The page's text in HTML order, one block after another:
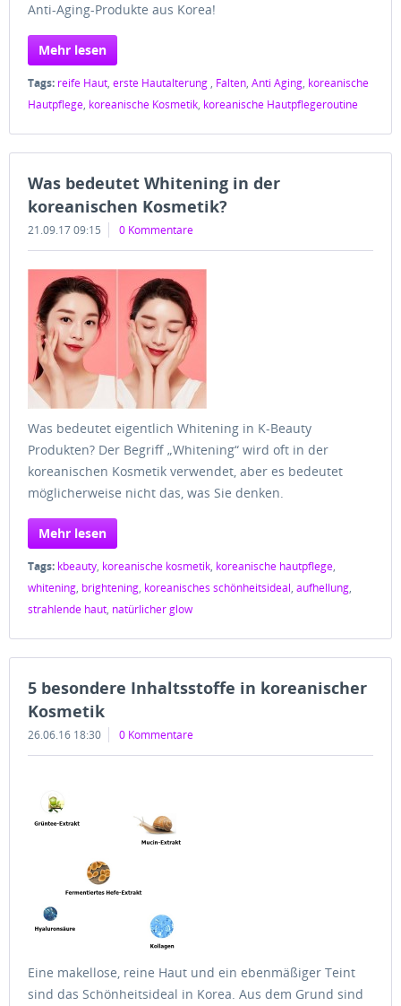
Anti-Aging-Produkte aus Korea!
Mehr lesen
Tags: reife Haut, erste Hautalterung , Falten, Anti Aging, koreanische
Hautpflege, koreanische Kosmetik, koreanische Hautpflegeroutine
Was bedeutet Whitening in der
koreanischen Kosmetik?
21.09.17 09:15 0 Kommentare
Was bedeutet eigentlich Whitening in K-Beauty
Produkten? Der Begriff „Whitening“ wird oft in der
koreanischen Kosmetik verwendet, aber es bedeutet
möglicherweise nicht das, was Sie denken.
Mehr lesen
Tags: kbeauty, koreanische kosmetik, koreanische hautpflege,
whitening, brightening, koreanisches schönheitsideal, aufhellung,
strahlende haut, natürlicher glow
5 besondere Inhaltsstoffe in koreanischer
Kosmetik
26.06.16 18:30 0 Kommentare
Eine makellose, reine Haut und ein ebenmäßiger Teint
sind das Schönheitsideal in Korea. Aus dem Grund sind